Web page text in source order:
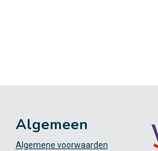
Algemeen
Algemene voorwaarden